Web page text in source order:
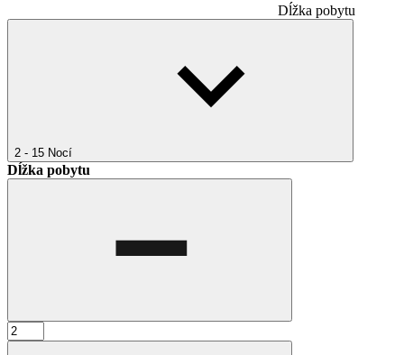
Dĺžka pobytu
2 - 15 Nocí
Dĺžka pobytu